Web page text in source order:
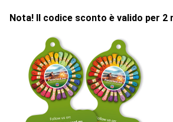
Nota! Il codice sconto è valido per 2